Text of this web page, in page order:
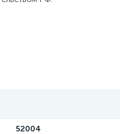
52004